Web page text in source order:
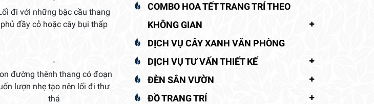
đi với những bậc cầu thang
phủ đầy cỏ hoặc cây bụi thấp
đường thênh thang có đoạn
lượn nhẹ tạo nên lối đi thư
thả
COMBO HOA TẾT TRANG TRÍ THEO
KHÔNG GIAN
DỊCH VỤ CÂY XANH VĂN PHÒNG
DỊCH VỤ TƯ VẤN THIẾT KẾ
ĐÈN SÂN VƯỜN
ĐỒ TRANG TRÍ